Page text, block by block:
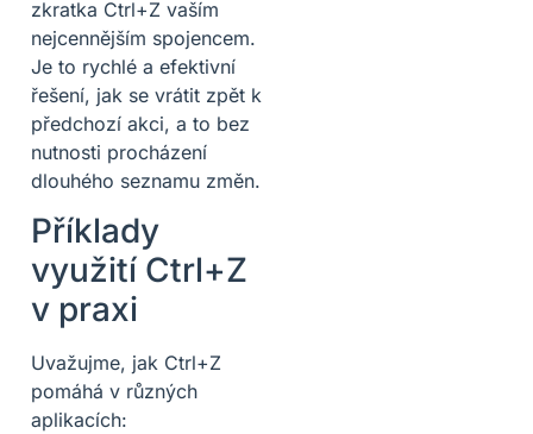
zkratka Ctrl+Z vaším
nejcennějším spojencem.
Je to rychlé a efektivní
řešení, jak se vrátit zpět k
předchozí akci, a to bez
nutnosti procházení
dlouhého seznamu změn.
Příklady
využití Ctrl+Z
v praxi
Uvažujme, jak Ctrl+Z
pomáhá v různých
aplikacích: